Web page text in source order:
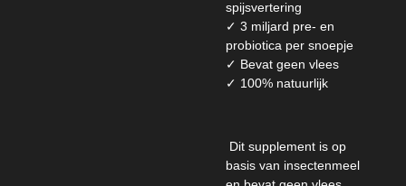
spijsvertering
✓ 3 miljard pre- en
probiotica per snoepje
✓ Bevat geen vlees
✓ 100% natuurlijk
Dit supplement is op
basis van insectenmeel